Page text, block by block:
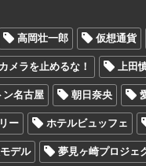
高岡壮一郎 仮想通貨
カメラを止めるな！ 上田
ン名古屋 朝日奈央
ー ホテルビュッフェ
デル 夢見ヶ崎プロジェ